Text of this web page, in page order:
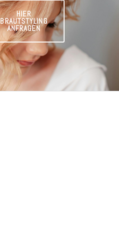
HIER
BRAUTSTYLING
ANFRAGEN